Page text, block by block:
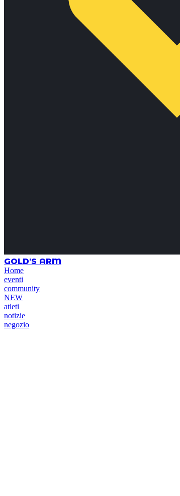
GOLD'S ARM
Home
eventi
community
NEW
atleti
notizie
negozio